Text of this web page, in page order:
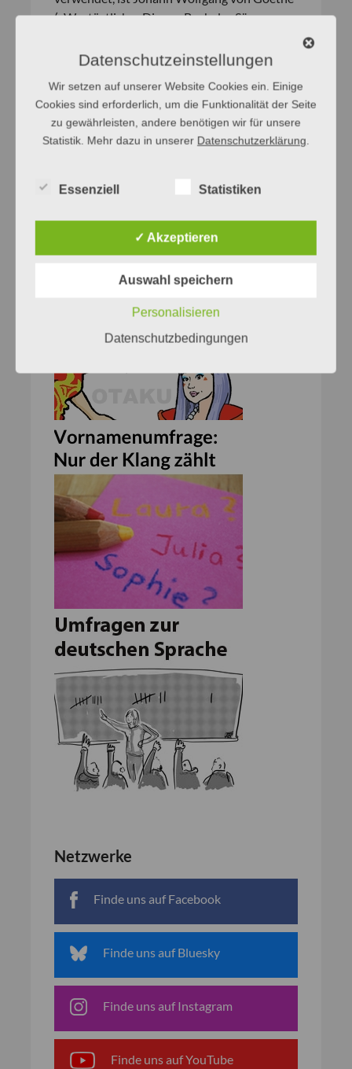
(»Westöstlicher Divan«, Buch des Sängers,
vermeintlichen Sprachverhunzer von heute
befinden sich in recht namhafter Gesellschaft
von gestern …
Nicola Frank
Netzwerke
Finde uns auf Facebook
Finde uns auf Bluesky
Finde uns auf Instagram
Finde uns auf YouTube
Datenschutzeinstellungen
Wir setzen auf unserer Website Cookies ein. Einige
Cookies sind erforderlich, um die Funktionalität der Seite
zu gewährleisten, andere benötigen wir für unsere
Statistik. Mehr dazu in unserer Datenschutzerklärung.
Essenziell Statistiken
✓ Akzeptieren
Auswahl speichern
Personalisieren
Datenschutzbedingungen